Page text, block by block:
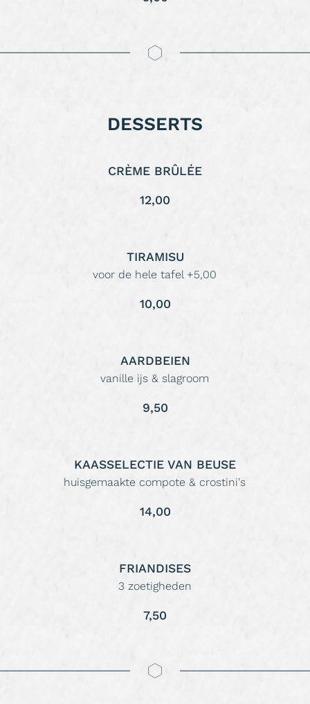
DESSERTS
CRÈME BRÛLÉE
12,00
TIRAMISU
voor de hele tafel +5,00
10,00
AARDBEIEN
vanille ijs & slagroom
9,50
KAASSELECTIE VAN BEUSE
huisgemaakte compote & crostini's
14,00
FRIANDISES
3 zoetigheden
7,50